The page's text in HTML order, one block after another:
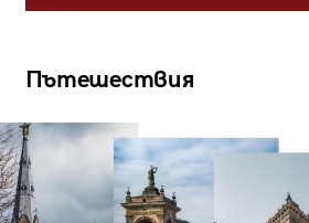
Пътешествия